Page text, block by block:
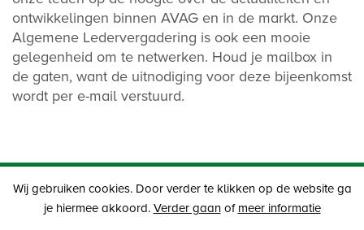
ontwikkelingen binnen AVAG en in de markt. Onze
Algemene Ledervergadering is ook een mooie
gelegenheid om te netwerken. Houd je mailbox in
de gaten, want de uitnodiging voor deze bijeenkomst
wordt per e-mail verstuurd.
Wij gebruiken cookies. Door verder te klikken op de website ga
je hiermee akkoord. Verder gaanof meer informatie